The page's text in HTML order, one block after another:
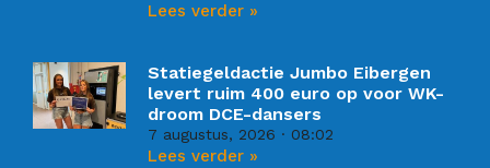
Lees verder »
Statiegeldactie Jumbo Eibergen
levert ruim 400 euro op voor WK-
droom DCE-dansers
7 augustus, 2026 08:02
Lees verder »